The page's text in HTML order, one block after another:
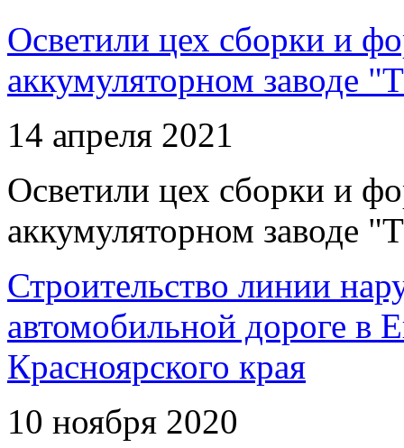
Осветили цех сборки и
аккумуляторном заводе
14 апреля 2021
Осветили цех сборки и
аккумуляторном заводе
Строительство линии
автомобильной дороге в
Красноярского края
10 ноября 2020